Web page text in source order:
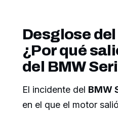
Desglose
¿Por qué
del BMW
El incidente del BMW
en el que el motor